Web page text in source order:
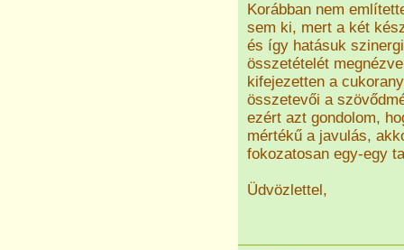
Korábban nem
sem ki, mert a két
és így hatásuk
összetételét
kifejezetten a
összetevői a
ezért azt gondolom,
mértékű a javulás,
fokozatosan egy-egy
Üdvözlettel,